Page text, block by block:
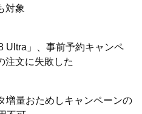
対象
Ultra」、事前予約キャンペ
注文に失敗した
増量おためしキャンペーンの